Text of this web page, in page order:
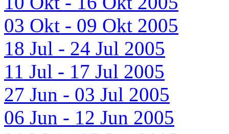
03 Okt - 09 Okt 2005
18 Jul - 24 Jul 2005
11 Jul - 17 Jul 2005
27 Jun - 03 Jul 2005
06 Jun - 12 Jun 2005